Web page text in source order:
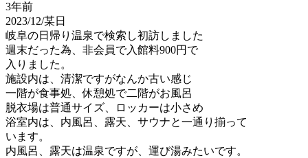
3年前
2023/12/某日
岐阜の日帰り温泉で検索し初訪しました
週末だった為、非会員で入館料900円で
入りました。
施設内は、清潔ですがなんか古い感じ
一階が食事処、休憩処で二階がお風呂
脱衣場は普通サイズ、ロッカーは小さめ
浴室内は、内風呂、露天、サウナと一通り揃って
います。
内風呂、露天は温泉ですが、運び湯みたいです。